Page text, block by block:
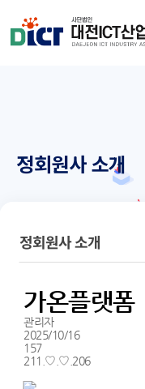
정회원사 소개
정회원사 소개
가온플랫폼
관리자
2025/10/16
157
211.♡.♡.206